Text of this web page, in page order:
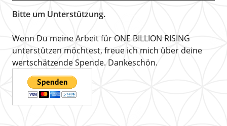
Bitte um Unterstützung.
Wenn Du meine Arbeit für ONE BILLION RISING
unterstützen möchtest, freue ich mich über deine
wertschätzende Spende. Dankeschön.